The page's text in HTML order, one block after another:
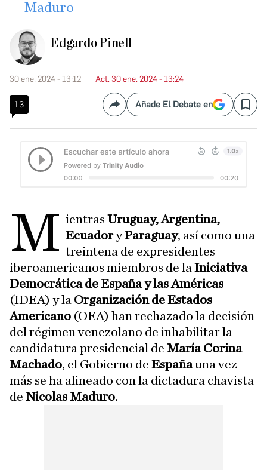
Maduro
Edgardo Pinell
30 ene. 2024 - 13:12 Act. 30 ene. 2024 - 13:24
13 CompartirAñade El Debate en Save
M ientrasUruguay, Argentina,
EcuadoryParaguay, así como una
treintena de expresidentes
iberoamericanos miembros de la Iniciativa
Democrática de España y las Américas
(IDEA) y la Organización de Estados
Americano (OEA) han rechazado la decisión
del régimen venezolano de inhabilitar la
candidatura presidencial de María Corina
Machado, el Gobierno de Españauna vez
más se ha alineado con la dictadura chavista
de Nicolas Maduro.